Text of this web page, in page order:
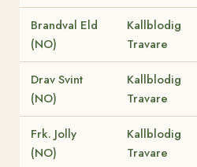
Brandval Eld
(NO)
Kallblodig
Travare
Drav Svint
(NO)
Kallblodig
Travare
Frk. Jolly
(NO)
Kallblodig
Travare